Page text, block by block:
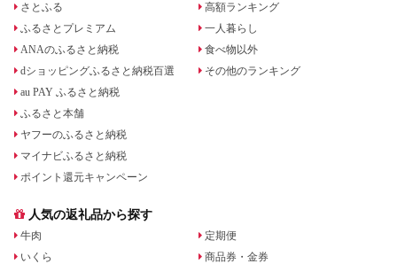
さとふる
ふるさとプレミアム
ANAのふるさと納税
dショッピングふるさと納税百選
au PAY ふるさと納税
ふるさと本舗
ヤフーのふるさと納税
マイナビふるさと納税
ポイント還元キャンペーン
高額ランキング
一人暮らし
食べ物以外
その他のランキング
人気の返礼品から探す
牛肉
いくら
定期便
商品券・金券